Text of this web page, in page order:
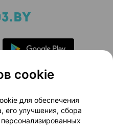
проекта
маркетинг
Доставка
cookie
для обеспечения
его улучшения, сбора